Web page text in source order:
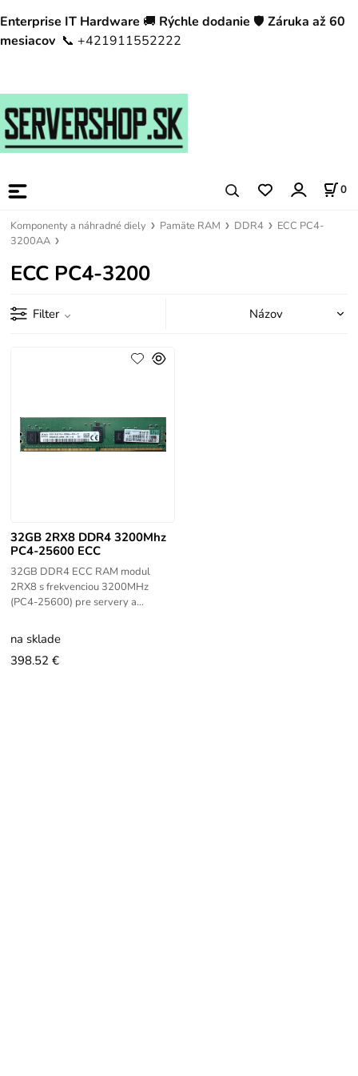
Enterprise IT Hardware 🚚 Rýchle dodanie 🛡️ Záruka až 60
mesiacov 📞 +421911552222
0
Komponenty a náhradné diely Pamäte RAM DDR4
ECC PC4-
3200AA
ECC PC4-3200
Filter
32GB 2RX8 DDR4 3200Mhz
PC4-25600 ECC
32GB DDR4 ECC RAM modul
2RX8 s frekvenciou 3200MHz
(PC4-25600) pre servery a
serverová pamäť najnovšej
generácie s korekciou chýb
na sklade
398.52 €